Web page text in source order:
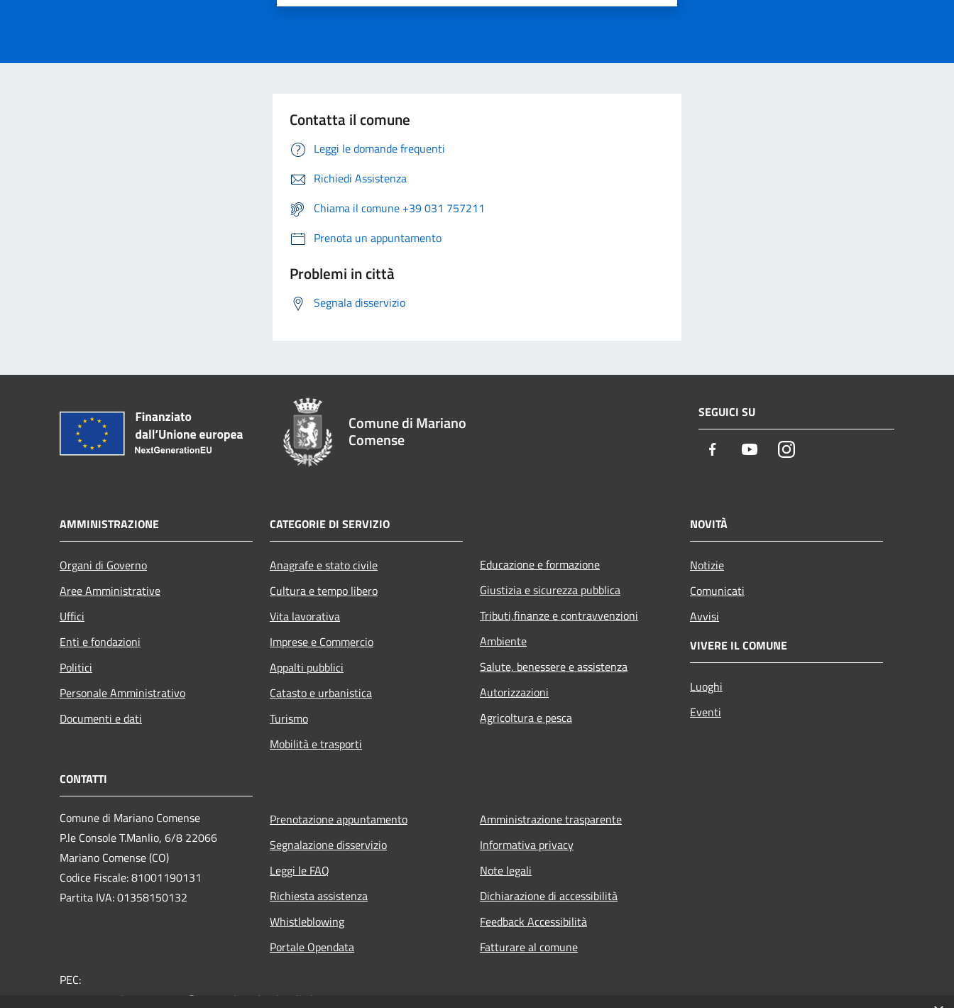
Contatta il comune
Leggi le domande frequenti
Richiedi Assistenza
Chiama il comune +39 031 757211
Prenota un appuntamento
Problemi in città
Segnala disservizio
Comune di Mariano
Comense
SEGUICI SU
Facebook YoutubeInstagram
AMMINISTRAZIONE
Organi di Governo
Aree Amministrative
Uffici
Enti e fondazioni
Politici
Personale Amministrativo
Documenti e dati
CATEGORIE DI SERVIZIO
Anagrafe e stato civile
Cultura e tempo libero
Vita lavorativa
Imprese e Commercio
Appalti pubblici
Catasto e urbanistica
Turismo
Mobilità e trasporti
Educazione e formazione
Giustizia e sicurezza pubblica
Tributi,finanze e contravvenzioni
Ambiente
Salute, benessere e assistenza
Autorizzazioni
Agricoltura e pesca
NOVITÀ
Notizie
Comunicati
Avvisi
VIVERE IL COMUNE
Luoghi
Eventi
CONTATTI
Comune di Mariano Comense
P.le Console T.Manlio, 6/8 22066
Mariano Comense (CO)
Codice Fiscale: 81001190131
Partita IVA: 01358150132
PEC:
comune.marianocomense@pec.regione.lombardia.it
Prenotazione appuntamento
Segnalazione disservizio
Leggi le FAQ
Richiesta assistenza
Whistleblowing
Portale Opendata
Amministrazione trasparente
Informativa privacy
Note legali
Dichiarazione di accessibilità
Feedback Accessibilità
Fatturare al comune